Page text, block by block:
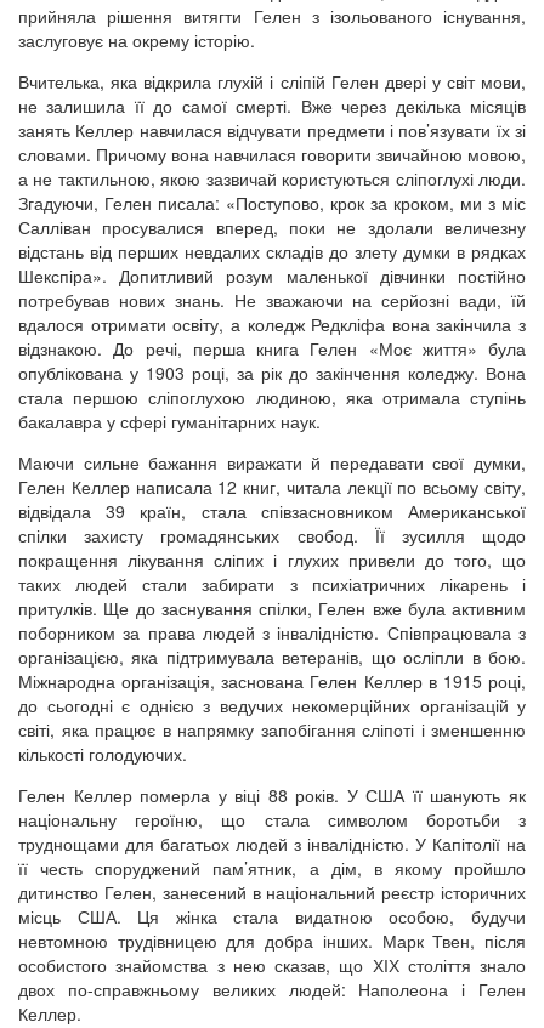
прийняла рішення витягти Гелен з ізольованого існування,
заслуговує на окрему історію.
Вчителька, яка відкрила глухій і сліпій Гелен двері у світ мови,
не залишила її до самої смерті. Вже через декілька місяців
занять Келлер навчилася відчувати предмети і пов’язувати їх зі
словами. Причому вона навчилася говорити звичайною мовою,
а не тактильною, якою зазвичай користуються сліпоглухі люди.
Згадуючи, Гелен писала: «Поступово, крок за кроком, ми з міс
Салліван просувалися вперед, поки не здолали величезну
відстань від перших невдалих складів до злету думки в рядках
Шекспіра». Допитливий розум маленької дівчинки постійно
потребував нових знань. Не зважаючи на серйозні вади, їй
вдалося отримати освіту, а коледж Редкліфа вона закінчила з
відзнакою. До речі, перша книга Гелен «Моє життя» була
опублікована у 1903 році, за рік до закінчення коледжу. Вона
стала першою сліпоглухою людиною, яка отримала ступінь
бакалавра у сфері гуманітарних наук.
Маючи сильне бажання виражати й передавати свої думки,
Гелен Келлер написала 12 книг, читала лекції по всьому світу,
відвідала 39 країн, стала співзасновником Американської
спілки захисту громадянських свобод. Її зусилля щодо
покращення лікування сліпих і глухих привели до того, що
таких людей стали забирати з психіатричних лікарень і
притулків. Ще до заснування спілки, Гелен вже була активним
поборником за права людей з інвалідністю. Співпрацювала з
організацією, яка підтримувала ветеранів, що осліпли в бою.
Міжнародна організація, заснована Гелен Келлер в 1915 році,
до сьогодні є однією з ведучих некомерційних організацій у
світі, яка працює в напрямку запобігання сліпоті і зменшенню
кількості голодуючих.
Гелен Келлер померла у віці 88 років. У США її шанують як
національну героїню, що стала символом боротьби з
труднощами для багатьох людей з інвалідністю. У Капітолії на
її честь споруджений пам’ятник, а дім, в якому пройшло
дитинство Гелен, занесений в національний реєстр історичних
місць США. Ця жінка стала видатною особою, будучи
невтомною трудівницею для добра інших. Марк Твен, після
особистого знайомства з нею сказав, що ХІХ століття знало
двох по-справжньому великих людей: Наполеона і Гелен
Келлер.